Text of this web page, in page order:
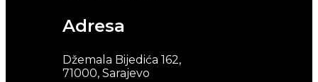
Adresa
Džemala Bijedića 162,
71000, Sarajevo